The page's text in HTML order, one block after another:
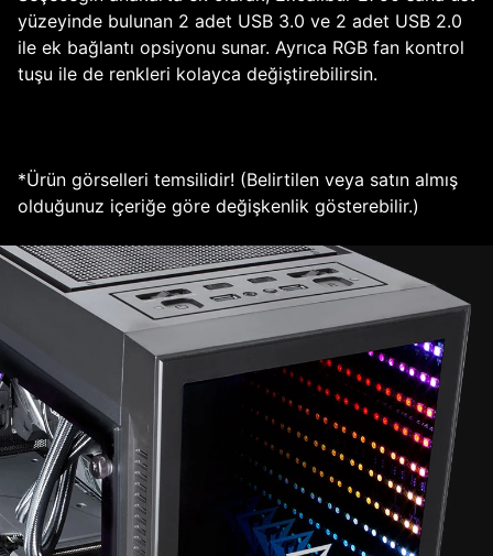
yüzeyinde bulunan 2 adet USB 3.0 ve 2 adet USB 2.0
ile ek bağlantı opsiyonu sunar. Ayrıca RGB fan kontrol
tuşu ile de renkleri kolayca değiştirebilirsin.
*Ürün görselleri temsilidir! (Belirtilen veya satın almış
olduğunuz içeriğe göre değişkenlik gösterebilir.)